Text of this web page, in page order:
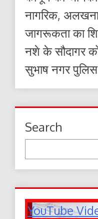
नागरिक,
जागरूकता का
नशे के सौदागर
सुभाष नगर पुलिस
Search
YouTube